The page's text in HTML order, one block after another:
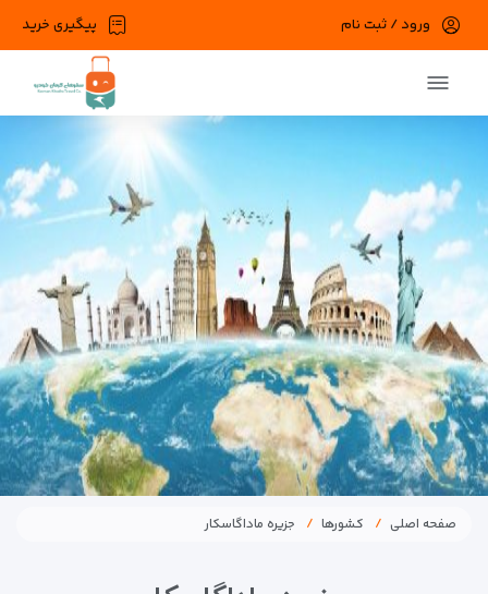
پیگیری خرید ورود / ثبت نام
صفحه اصلی کشورها جزیره ماداگاسکار